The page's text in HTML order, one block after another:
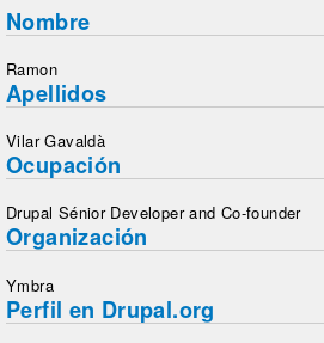
Nombre
Ramon
Apellidos
Vilar Gavaldà
Ocupación
Drupal Sénior Developer and Co-founder
Organización
Ymbra
Perfil en Drupal.org